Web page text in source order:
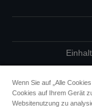
Wenn Sie auf „Alle
Cookies auf Ihrem Gerät
Websitenutzung zu